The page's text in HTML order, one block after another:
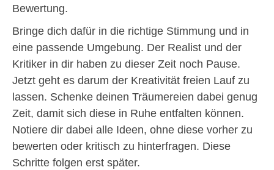
Bewertung.
Bringe dich dafür in die richtige Stimmung und in
eine passende Umgebung. Der Realist und der
Kritiker in dir haben zu dieser Zeit noch Pause.
Jetzt geht es darum der Kreativität freien Lauf zu
lassen. Schenke deinen Träumereien dabei genug
Zeit, damit sich diese in Ruhe entfalten können.
Notiere dir dabei alle Ideen, ohne diese vorher zu
bewerten oder kritisch zu hinterfragen. Diese
Schritte folgen erst später.